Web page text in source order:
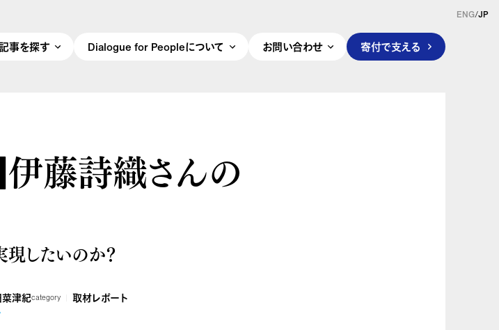
事を探す Dialogue for Peopleについて お問い合わせ 寄付で支える
ENG/JP
伊藤詩織さんの
したいのか？
津紀category 取材レポート